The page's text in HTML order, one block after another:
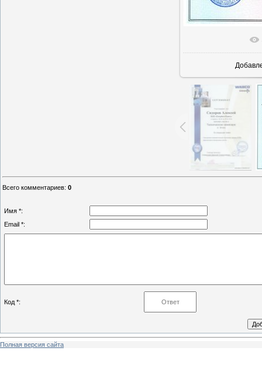
В
Всего комментариев: 0
Имя *:
Email *:
Код *:
Полная версия сайта